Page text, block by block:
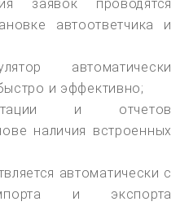
заявок проводятся
автоответчика и
автоматически
и эффективно;
и отчетов
наличия встроенных
автоматически с
и экспорта